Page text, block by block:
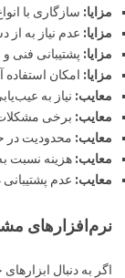
مزایا: سازگاری با
مزایا: عدم نیاز به
مزایا: پشتیبانی فنی
مزایا: امکان استفاده
معایب: نیاز به
معایب: برخی
معایب: محدودیت
معایب: هزینه نسبت
معایب: عدم
نرم‌افزارهای